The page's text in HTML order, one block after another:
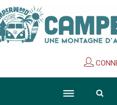
Cookies management panel